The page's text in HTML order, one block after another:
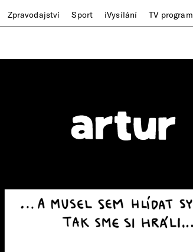
Zpravodajství Sport iVysílání TV program